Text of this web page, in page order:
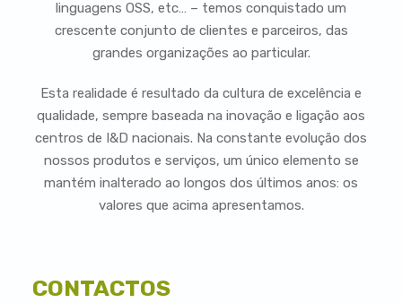
linguagens OSS, etc… – temos conquistado um
crescente conjunto de clientes e parceiros, das
grandes organizações ao particular.
Esta realidade é resultado da cultura de excelência e
qualidade, sempre baseada na inovação e ligação aos
centros de I&D nacionais. Na constante evolução dos
nossos produtos e serviços, um único elemento se
mantém inalterado ao longos dos últimos anos: os
valores que acima apresentamos.
CONTACTOS